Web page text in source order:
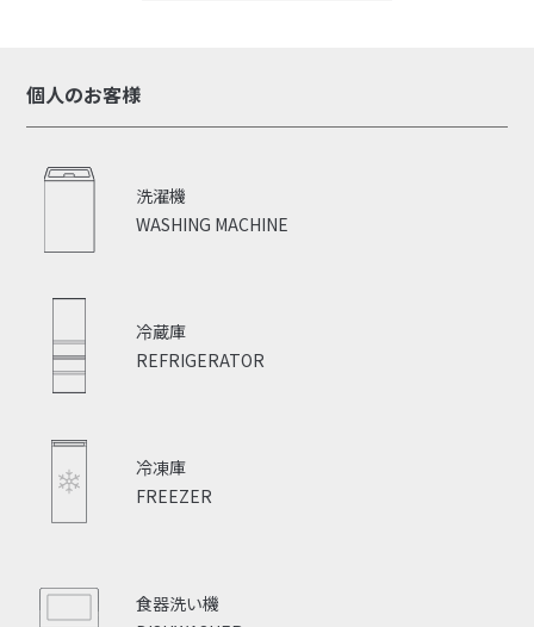
個人のお客様
WASHING MACHINE
洗濯機
REFRIGERATOR
冷蔵庫
FREEZER
冷凍庫
食器洗い機